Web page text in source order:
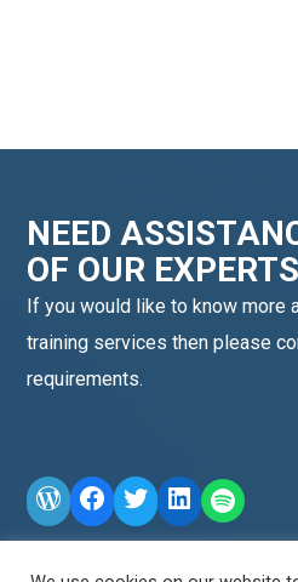
NEED
OF OUR
If you would like to know more
training services then please
requirements.
WordPress
Facebook
TwitterLinkedIn
LINE